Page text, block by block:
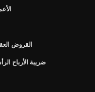
القروض
ضريبة الأرباح